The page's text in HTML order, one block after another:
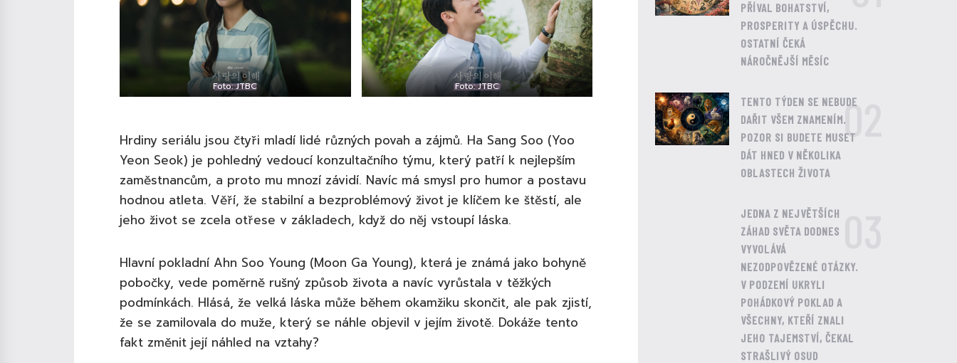
Foto: JTBC Foto: JTBC
Hrdiny seriálu jsou čtyři mladí lidé různých povah a zájmů. Ha Sang Soo (Yoo
Yeon Seok) je pohledný vedoucí konzultačního týmu, který patří k nejlepším
zaměstnancům, a proto mu mnozí závidí. Navíc má smysl pro humor a postavu
hodnou atleta. Věří, že stabilní a bezproblémový život je klíčem ke štěstí, ale
jeho život se zcela otřese v základech, když do něj vstoupí láska.
Hlavní pokladní Ahn Soo Young (Moon Ga Young), která je známá jako bohyně
pobočky, vede poměrně rušný způsob života a navíc vyrůstala v těžkých
podmínkách. Hlásá, že velká láska může během okamžiku skončit, ale pak zjistí,
že se zamilovala do muže, který se náhle objevil v jejím životě. Dokáže tento
fakt změnit její náhled na vztahy?
PŘÍVAL BOHATSTVÍ,
PROSPERITY A ÚSPĚCHU.
OSTATNÍ ČEKÁ
NÁROČNĚJŠÍ MĚSÍC
TENTO TÝDEN SE NEBUDE
DAŘIT VŠEM ZNAMENÍM.
POZOR SI BUDETE MUSET
DÁT HNED V NĚKOLIKA
OBLASTECH ŽIVOTA
02
JEDNA Z NEJVĚTŠÍCH
ZÁHAD SVĚTA DODNES
VYVOLÁVÁ
NEZODPOVĚZENÉ OTÁZKY.
V PODZEMÍ UKRYLI
POHÁDKOVÝ POKLAD A
VŠECHNY, KTEŘÍ ZNALI
JEHO TAJEMSTVÍ, ČEKAL
STRAŠLIVÝ OSUD